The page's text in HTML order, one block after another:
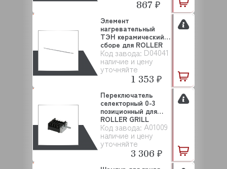
867 ₽
Код завода: D04041
наличие и цену
уточняйте
Элемент
нагревательный
ТЭН керамический в
сборе для ROLLER
GRILL ...
1 353 ₽
Код завода: A01009
наличие и цену
уточняйте
Переключатель
селекторный 0-3
позиционный для
ROLLER GRILL
(A0100...
3 306 ₽